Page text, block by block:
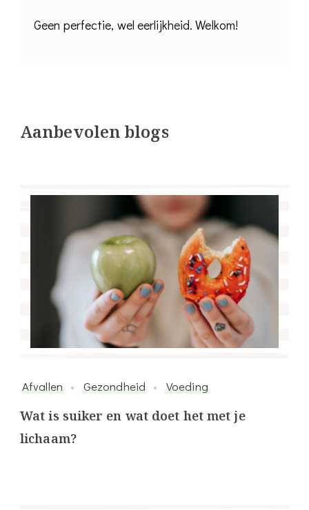
Geen perfectie, wel eerlijkheid. Welkom!
Aanbevolen blogs
Afvallen Gezondheid Voeding
Wat is suiker en wat doet het met je
lichaam?